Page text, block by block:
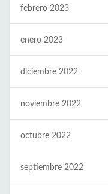
febrero 2023
enero 2023
diciembre 2022
noviembre 2022
octubre 2022
septiembre 2022